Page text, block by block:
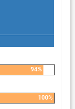
94%
100%